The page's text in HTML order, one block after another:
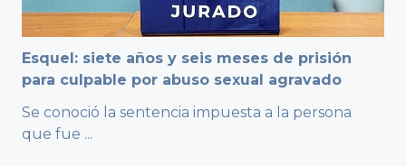
Esquel: siete años y seis meses de prisión
para culpable por abuso sexual agravado
Se conoció la sentencia impuesta a la persona
que fue ...